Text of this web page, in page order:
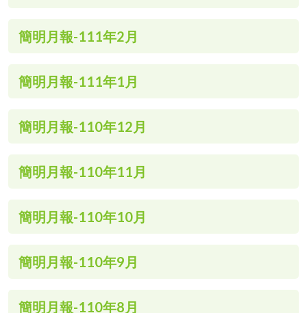
簡明月報-111年2月
簡明月報-111年1月
簡明月報-110年12月
簡明月報-110年11月
簡明月報-110年10月
簡明月報-110年9月
簡明月報-110年8月